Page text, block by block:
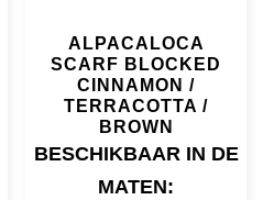
ALPACALOCA
SCARF BLOCKED
CINNAMON /
TERRACOTTA /
BROWN
BESCHIKBAAR IN DE
MATEN: